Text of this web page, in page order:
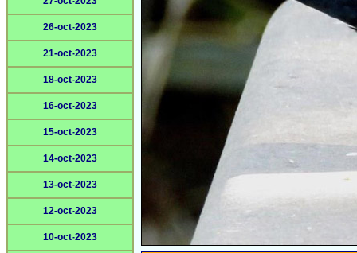
26-oct-2023
21-oct-2023
18-oct-2023
16-oct-2023
15-oct-2023
14-oct-2023
13-oct-2023
12-oct-2023
10-oct-2023